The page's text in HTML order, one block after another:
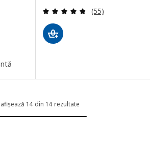
din 5 stele. Total recenzii:
Evaluare: 4.7
(55)
14 din 14 rezultate